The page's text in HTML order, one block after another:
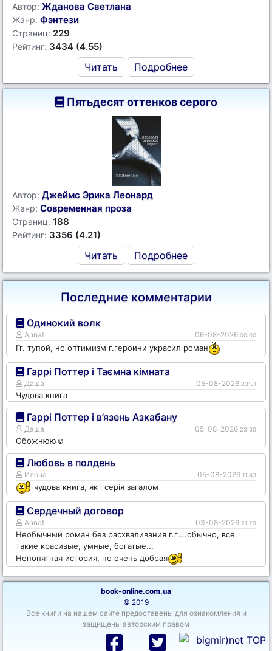
Автор: Жданова Светлана
Жанр: Фэнтези
Страниц: 229
Рейтинг: 3434 (4.55)
Читать Подробнее
Пятьдесят оттенков серого
Автор: Джеймс Эрика Леонард
Жанр: Современная проза
Страниц: 188
Рейтинг: 3356 (4.21)
Читать Подробнее
Последние комментарии
Одинокий волк
Annat 06-08-2026 00:00
Гг. тупой, но оптимизм г.героини украсил роман
Гаррі Поттер і Таємна кімната
Даша 05-08-2026 23:31
Чудова книга
Гаррі Поттер і в’язень Азкабану
Даша 05-08-2026 23:30
Обожнюю☺️
Любовь в полдень
Илона 05-08-2026 11:43
чудова книга, як і серія загалом
Сердечный договор
Annat 03-08-2026 21:29
Необычный роман без расхваливания г.г....обычно, все
такие красивые, умные, богатые...
Непонятная история, но очень добрая
book-online.com.ua
© 2019
Все книги на нашем сайте предоставены для ознакомления и
защищены авторским правом